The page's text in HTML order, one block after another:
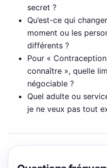
secret ?
Qu’est-ce qui
moment ou les
différents ?
Pour «
connaître », quelle
négociable ?
Quel adulte ou
je ne veux pas tout